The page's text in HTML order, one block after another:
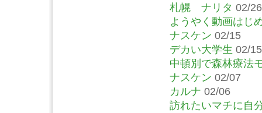
札幌 ナリタ 02/26
ようやく動画はじ
ナスケン 02/15
デカい大学生 02/15
中頓別で森林療法
ナスケン 02/07
カルナ 02/06
訪れたいマチに自